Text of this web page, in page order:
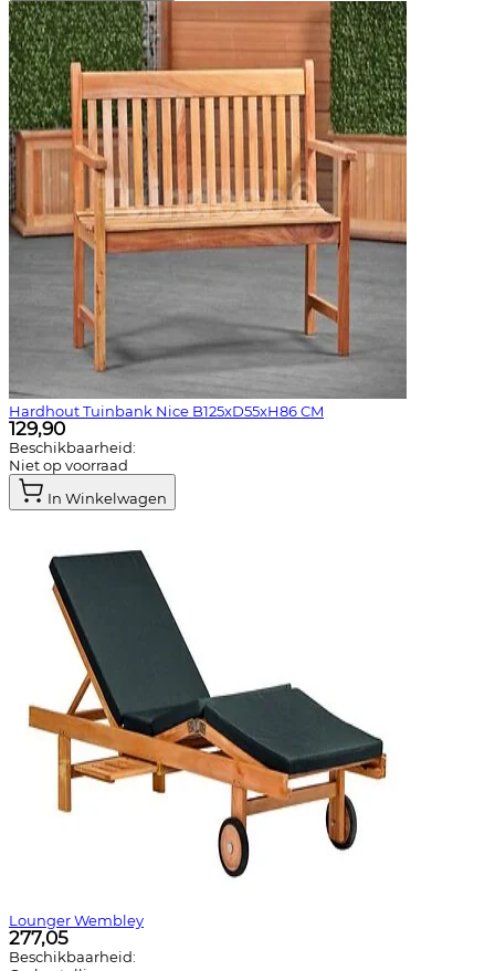
Hardhout Tuinbank Nice B125xD55xH86 CM
129,90
Beschikbaarheid:
Niet op voorraad
In Winkelwagen
Lounger Wembley
277,05
Beschikbaarheid: